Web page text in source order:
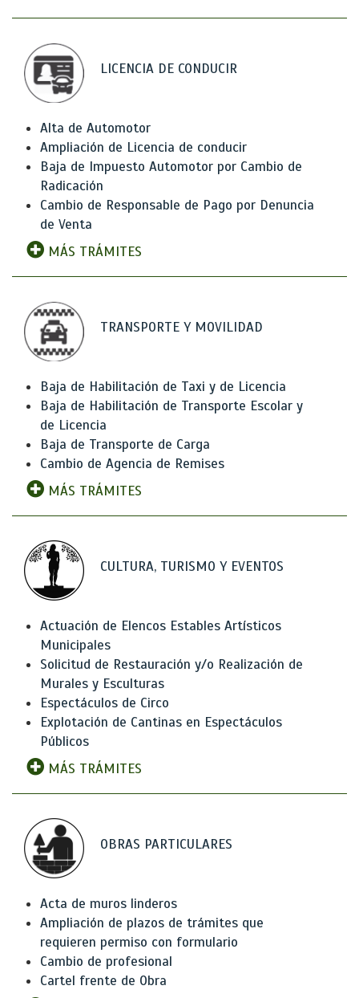
LICENCIA DE CONDUCIR
Alta de Automotor
Ampliación de Licencia de conducir
Baja de Impuesto Automotor por Cambio de
Radicación
Cambio de Responsable de Pago por Denuncia
de Venta
MÁS TRÁMITES
TRANSPORTE Y MOVILIDAD
Baja de Habilitación de Taxi y de Licencia
Baja de Habilitación de Transporte Escolar y
de Licencia
Baja de Transporte de Carga
Cambio de Agencia de Remises
MÁS TRÁMITES
CULTURA, TURISMO Y EVENTOS
Actuación de Elencos Estables Artísticos
Municipales
Solicitud de Restauración y/o Realización de
Murales y Esculturas
Espectáculos de Circo
Explotación de Cantinas en Espectáculos
Públicos
MÁS TRÁMITES
OBRAS PARTICULARES
Acta de muros linderos
Ampliación de plazos de trámites que
requieren permiso con formulario
Cambio de profesional
Cartel frente de Obra